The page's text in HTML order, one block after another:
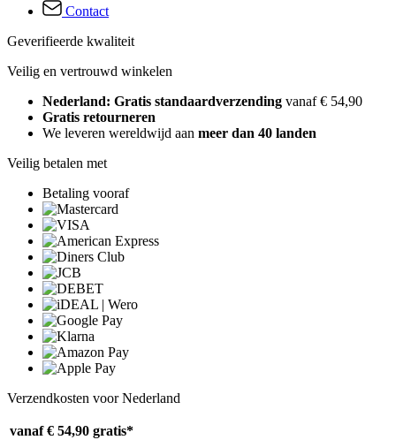
Contact
Geverifieerde kwaliteit
Veilig en vertrouwd winkelen
Nederland: Gratis standaardverzending vanaf € 54,90
Gratis retourneren
We leveren wereldwijd aan meer dan 40 landen
Veilig betalen met
Betaling vooraf
Verzendkosten voor Nederland
vanaf € 54,90 gratis*